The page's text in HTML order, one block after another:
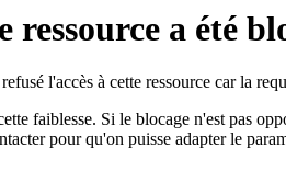
ressource a été
l'accès à cette ressource car la
faiblesse. Si le blocage n'est pas
pour qu'on puisse adapter le